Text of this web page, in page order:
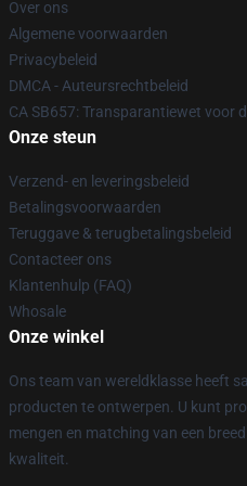
Over ons
Algemene voorwaarden
Privacybeleid
DMCA - Auteursrechtbeleid
CA SB657: Transparantiewet voor
Onze steun
Verzend- en leveringsbeleid
Betalingsvoorwaarden
Teruggave & terugbetalingsbeleid
Contacteer ons
Klantenhulp (FAQ)
Whosale
Onze winkel
Ons team van wereldklasse heeft
producten te ontwerpen. U kunt
mengen en matching van een
kwaliteit.